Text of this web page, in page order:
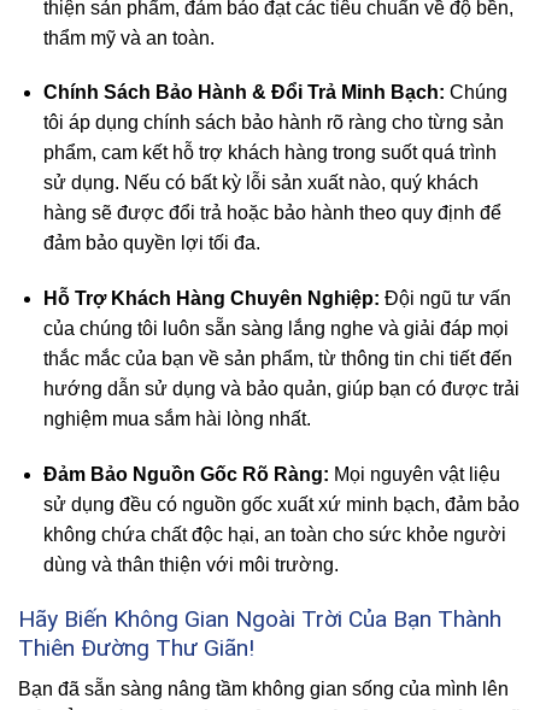
thiện sản phẩm, đảm bảo đạt các tiêu chuẩn về độ bền,
thẩm mỹ và an toàn.
Chính Sách Bảo Hành & Đổi Trả Minh Bạch: Chúng
tôi áp dụng chính sách bảo hành rõ ràng cho từng sản
phẩm, cam kết hỗ trợ khách hàng trong suốt quá trình
sử dụng. Nếu có bất kỳ lỗi sản xuất nào, quý khách
hàng sẽ được đổi trả hoặc bảo hành theo quy định để
đảm bảo quyền lợi tối đa.
Hỗ Trợ Khách Hàng Chuyên Nghiệp: Đội ngũ tư vấn
của chúng tôi luôn sẵn sàng lắng nghe và giải đáp mọi
thắc mắc của bạn về sản phẩm, từ thông tin chi tiết đến
hướng dẫn sử dụng và bảo quản, giúp bạn có được trải
nghiệm mua sắm hài lòng nhất.
Đảm Bảo Nguồn Gốc Rõ Ràng: Mọi nguyên vật liệu
sử dụng đều có nguồn gốc xuất xứ minh bạch, đảm bảo
không chứa chất độc hại, an toàn cho sức khỏe người
dùng và thân thiện với môi trường.
Hãy Biến Không Gian Ngoài Trời Của Bạn Thành
Thiên Đường Thư Giãn!
Bạn đã sẵn sàng nâng tầm không gian sống của mình lên